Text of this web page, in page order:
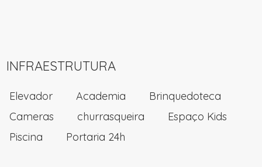
INFRAESTRUTURA
Elevador Academia
Brinquedoteca
Cameras
churrasqueira
Espaço Kids
Piscina
Portaria 24h